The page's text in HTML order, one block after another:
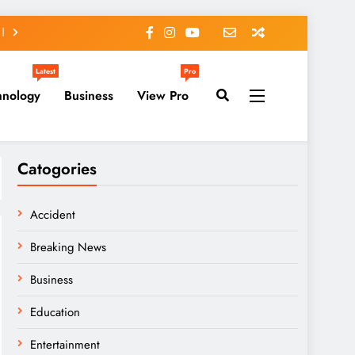
Latest
Business View Pro
Pro
Catogories
Accident
Breaking News
Business
Education
Entertainment